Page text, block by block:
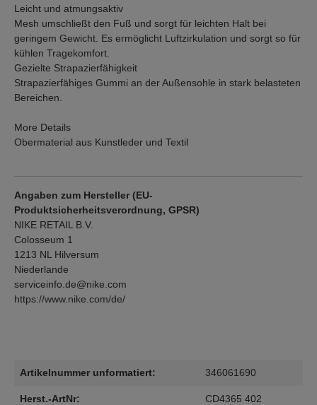
Leicht und atmungsaktiv
Mesh umschließt den Fuß und sorgt für leichten Halt bei
geringem Gewicht. Es ermöglicht Luftzirkulation und sorgt so für
kühlen Tragekomfort.
Gezielte Strapazierfähigkeit
Strapazierfähiges Gummi an der Außensohle in stark belasteten
Bereichen.
More Details
Obermaterial aus Kunstleder und Textil
Angaben zum Hersteller (EU-
Produktsicherheitsverordnung, GPSR)
NIKE RETAIL B.V.
Colosseum 1
1213 NL Hilversum
Niederlande
serviceinfo.de@nike.com
https://www.nike.com/de/
Artikelnummer unformatiert: 346061690
Herst.-ArtNr: CD4365 402